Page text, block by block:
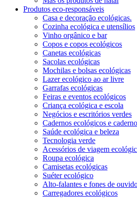
Produtos eco-responsáveis
Casa e decoração ecológicas.
Cozinha ecológica e utensílios
Vinho orgânico e bar
Copos e copos ecológicos
Canetas ecológicas
Sacolas ecológicas
Mochilas e bolsas ecológicas
Lazer ecológico ao ar livre
Garrafas ecológicas
Feiras e eventos ecológicos
Criança ecológica e escola
Negócios e escritórios verdes
Cadernos ecológicos e
Saúde ecológica e beleza
Tecnologia verde
Acessórios de viagem
Roupa ecológica
Camisetas ecológicas
Suéter ecológico
Alto-falantes e fones de
Carregadores ecológicos